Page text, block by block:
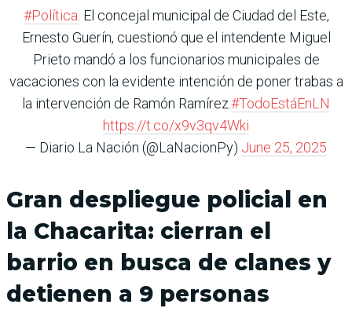
#Política . El concejal municipal de Ciudad del Este,
Ernesto Guerín, cuestionó que el intendente Miguel
Prieto mandó a los funcionarios municipales de
vacaciones con la evidente intención de poner trabas a
la intervención de Ramón Ramírez.#TodoEstáEnLN
https://t.co/x9v3qv4Wki
— Diario La Nación (@LaNacionPy) June 25, 2025
Gran despliegue policial en
la Chacarita: cierran el
barrio en busca de clanes y
detienen a 9 personas